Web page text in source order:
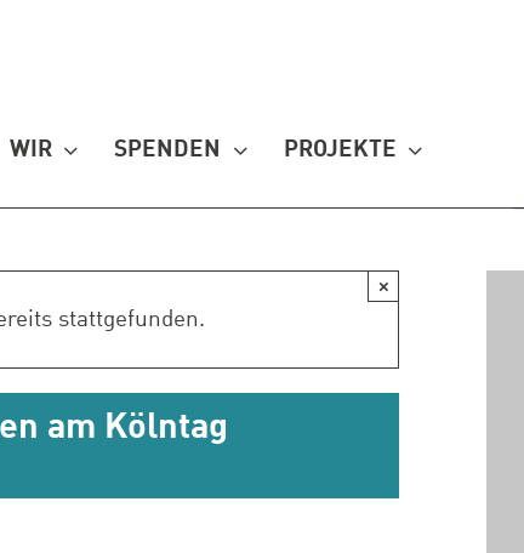
WIR SPENDEN PROJEKTE
stattgefunden.
×
am Kölntag